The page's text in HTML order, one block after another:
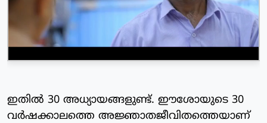
ഇതില്‍ 30 അധ്യായങ്ങളുണ്ട്. ഈശോയുടെ 30
വര്‍ഷക്കാലത്തെ അജ്ഞാതജീവിതത്തെയാണ്